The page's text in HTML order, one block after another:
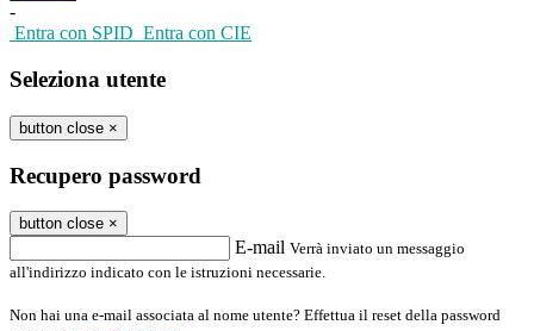
-
Entra con SPID Entra con CIE
Seleziona utente
button close ×
Recupero password
button close ×
E-mail Verrà inviato un messaggio
all'indirizzo indicato con le istruzioni necessarie.
Non hai una e-mail associata al nome utente? Effettua il reset della password